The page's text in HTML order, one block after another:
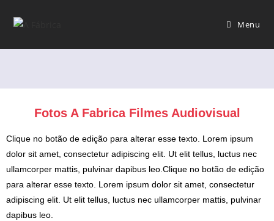
Menu
Fotos A Fabrica Filmes Audiovisual
Clique no botão de edição para alterar esse texto. Lorem ipsum
dolor sit amet, consectetur adipiscing elit. Ut elit tellus, luctus nec
ullamcorper mattis, pulvinar dapibus leo.Clique no botão de edição
para alterar esse texto. Lorem ipsum dolor sit amet, consectetur
adipiscing elit. Ut elit tellus, luctus nec ullamcorper mattis, pulvinar
dapibus leo.